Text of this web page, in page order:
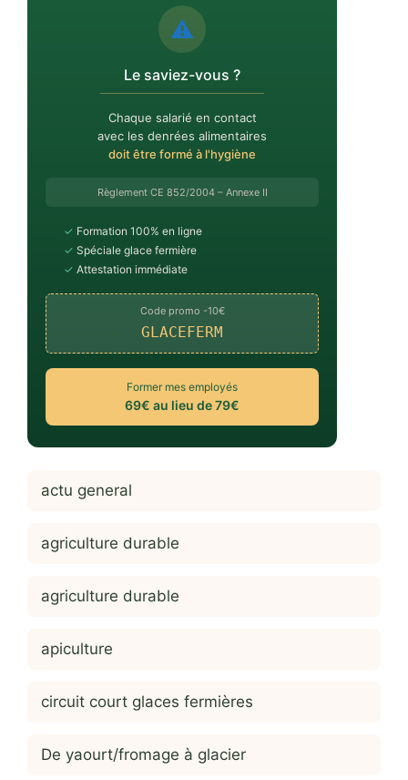
⚠️
Le saviez-vous ?
Chaque salarié en contact
avec les denrées alimentaires
doit être formé à l'hygiène
Règlement CE 852/2004 – Annexe II
✓ Formation 100% en ligne
✓ Spéciale glace fermière
✓ Attestation immédiate
Code promo -10€
GLACEFERM
Former mes employés
69€ au lieu de 79€
actu general
agriculture durable
agriculture durable
apiculture
circuit court glaces fermières
De yaourt/fromage à glacier